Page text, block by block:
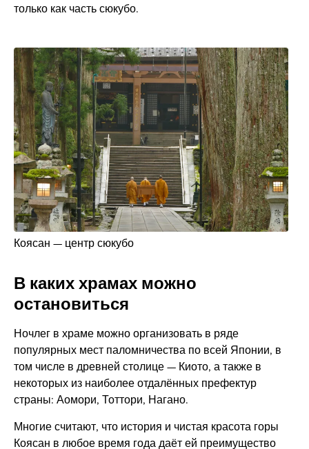
только как часть сюкубо.
Коясан — центр сюкубо
В каких храмах можно
остановиться
Ночлег в храме можно организовать в ряде
популярных мест паломничества по всей Японии, в
том числе в древней столице — Киото, а также в
некоторых из наиболее отдалённых префектур
страны: Аомори, Тоттори, Нагано.
Многие считают, что история и чистая красота горы
Коясан в любое время года даёт ей преимущество